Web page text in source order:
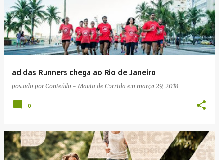
adidas Runners chega ao Rio de Janeiro
postado por Conteúdo - Mania de Corrida em março 29, 2018
0